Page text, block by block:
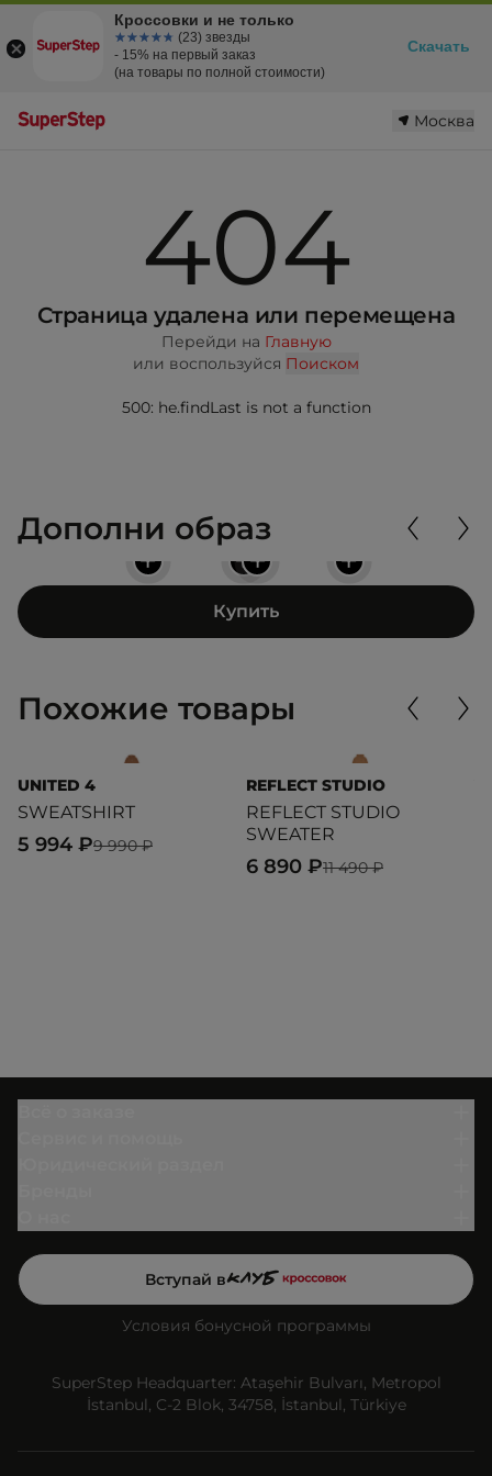
Москва
404
Страница удалена или перемещена
Перейди на Главную
или воспользуйся Поиском
500: he.findLast is not a function
Дополни образ
+
+
+ +
Купить
Похожие товары
UNITED 4
SWEATSHIRT
9 990 ₽
5 994 ₽
REFLECT STUDIO
REFLECT STUDIO
SWEATER
11 490 ₽
6 890 ₽
Вступай в
Условия бонусной программы
SuperStep Headquarter: Ataşehir Bulvarı, Metropol
İstanbul, C-2 Blok, 34758, İstanbul, Türkiye
Кроссовки и не только
☆☆☆☆☆
★★★★★ (23) звезды
- 15% на первый заказ
(на товары по полной стоимости)
Скачать